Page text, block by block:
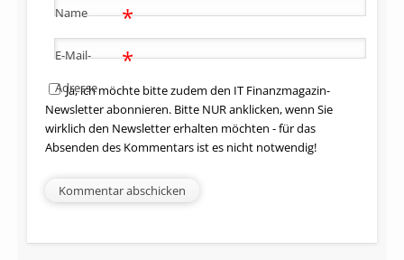
Name *
E-Mail-
Adresse
*
Ja, ich möchte bitte zudem den IT Finanzmagazin-
Newsletter abonnieren. Bitte NUR anklicken, wenn Sie
wirklich den Newsletter erhalten möchten - für das
Absenden des Kommentars ist es nicht notwendig!